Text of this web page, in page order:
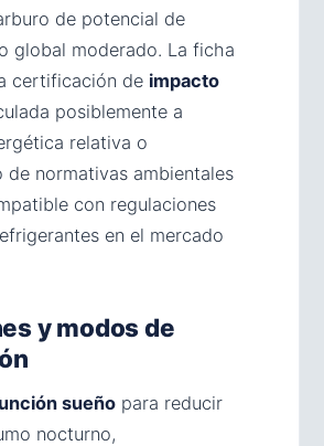
de potencial de
global moderado. La ficha
certificación de impacto
posiblemente a
relativa o
de normativas ambientales
con regulaciones
en el mercado
y modos de
sueño para reducir
nocturno,